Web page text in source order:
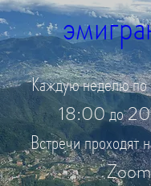
Каждую неделю
18:00 до
Встречи проходят
Zoom